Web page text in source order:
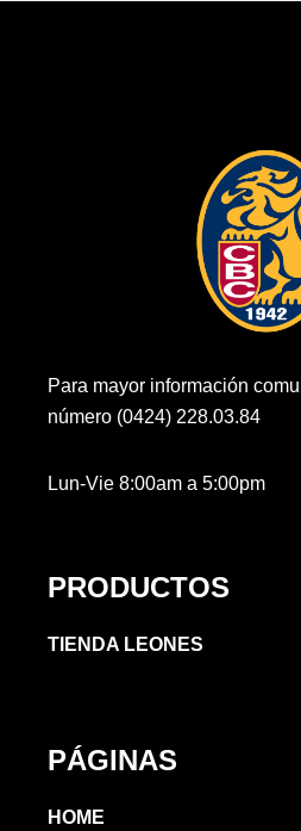
Para mayor información
número (0424) 228.03.84
Lun-Vie 8:00am a 5:00pm
PRODUCTOS
TIENDA LEONES
PÁGINAS
HOME